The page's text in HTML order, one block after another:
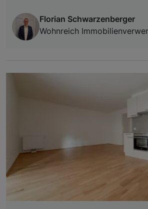
Florian Schwarzenberger
Wohnreich